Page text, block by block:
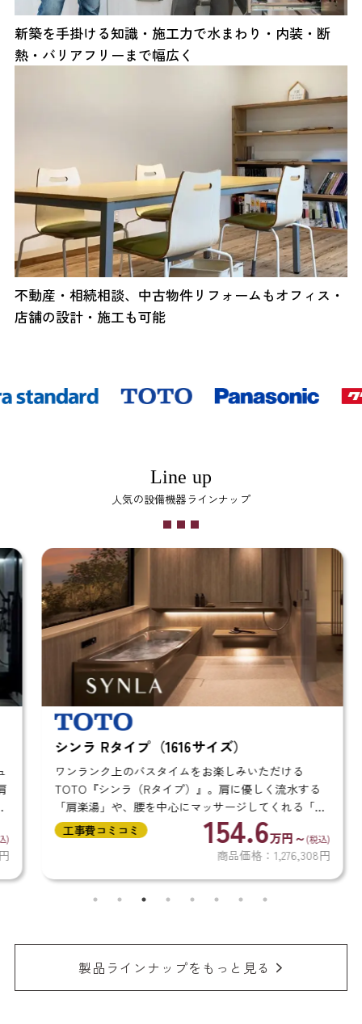
新築を手掛ける知識・施工力で水まわり・内装・断
熱・バリアフリーまで幅広く
不動産・相続相談、中古物件リフォームもオフィス・
店舗の設計・施工も可能
Line up
人気の設備機器ラインナップ
シンラ Rタイプ（1616サイズ）
ワンランク上のバスタイムをお楽しみいただける
TOTO『シンラ（Rタイプ）』。肩に優しく流水する
「肩楽湯」や、腰を中心にマッサージしてくれる「腰
楽湯」機能を搭載したラグジュアリーな浴室です。 ま
た、冬も冷たくなりにくい「ほっカラリ床」や...
工事費コミコミ 154.6万円～ (税込)
商品価格：1,276,308円
製品ラインナップをもっと見る